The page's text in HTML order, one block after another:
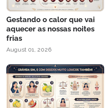
Gestando o calor que vai
aquecer as nossas noites
frias
August 01, 2026